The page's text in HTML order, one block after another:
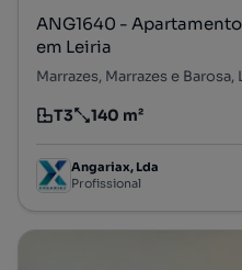
ANG1640 -
em Leiria
Marrazes, Marrazes e Barosa,
Tipologia
T3
Preço por metro quadrado
140 m²
Angariax, Lda
Profissional